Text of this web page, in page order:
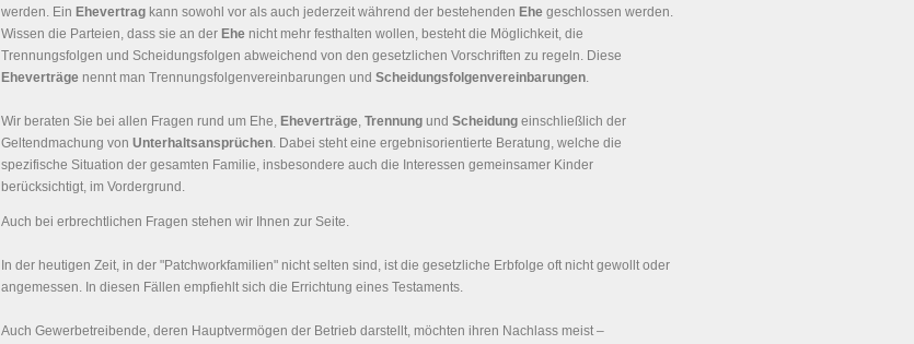
werden. Ein Ehevertrag kann sowohl vor als auch jederzeit während der bestehenden Ehe geschlossen werden.
Wissen die Parteien, dass sie an der Ehe nicht mehr festhalten wollen, besteht die Möglichkeit, die
Trennungsfolgen und Scheidungsfolgen abweichend von den gesetzlichen Vorschriften zu regeln. Diese
Eheverträge nennt man Trennungsfolgenvereinbarungen und Scheidungsfolgenvereinbarungen.
Wir beraten Sie bei allen Fragen rund um Ehe, Eheverträge, Trennung und Scheidung einschließlich der
Geltendmachung von Unterhaltsansprüchen. Dabei steht eine ergebnisorientierte Beratung, welche die
spezifische Situation der gesamten Familie, insbesondere auch die Interessen gemeinsamer Kinder
berücksichtigt, im Vordergrund.
Auch bei erbrechtlichen Fragen stehen wir Ihnen zur Seite.
In der heutigen Zeit, in der "Patchworkfamilien" nicht selten sind, ist die gesetzliche Erbfolge oft nicht gewollt oder
angemessen. In diesen Fällen empfiehlt sich die Errichtung eines Testaments.
Auch Gewerbetreibende, deren Hauptvermögen der Betrieb darstellt, möchten ihren Nachlass meist –